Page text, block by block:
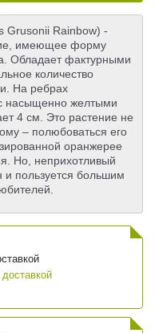
Grusonii Rainbow) -
имеющее форму
Обладает фактурными
количество
На ребрах
насыщенно желтыми
4 см. Это растение не
– полюбоваться его
оранжерее
Но, неприхотливый
и пользуется большим